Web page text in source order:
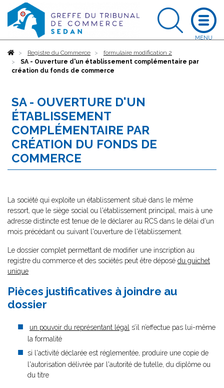
AccueilRegistre du Commerce
formulaire modification 2
SA - Ouverture d'un établissement complémentaire par
création du fonds de commerce
SA - OUVERTURE D'UN
ÉTABLISSEMENT
COMPLÉMENTAIRE PAR
CRÉATION DU FONDS DE
COMMERCE
La société qui exploite un établissement situé dans le même
ressort, que le siège social ou l'établissement principal, mais à une
adresse distincte est tenue de le déclarer au RCS dans le délai d'un
mois précédant ou suivant l'ouverture de l'établissement.
Le dossier complet permettant de modifier une inscription au
registre du commerce et des sociétés peut être déposé du guichet
unique
Pièces justificatives à joindre au
dossier
un pouvoir du représentant légal s’il n’effectue pas lui-même
la formalité
si l'activité déclarée est réglementée, produire une copie de
l'autorisation délivrée par l'autorité de tutelle, du diplôme ou
du titre